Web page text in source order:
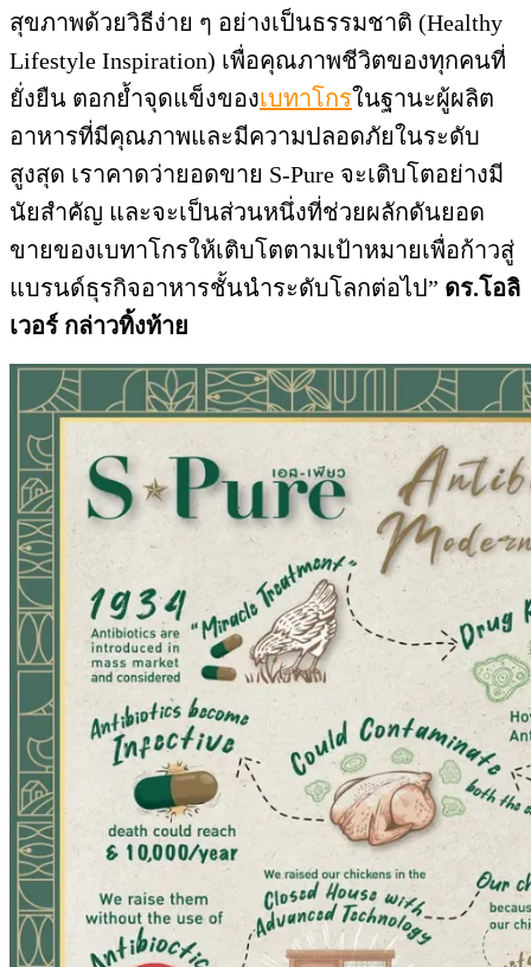
สุขภาพด้วยวิธีง่าย ๆ อย่างเป็นธรรมชาติ (Healthy
Lifestyle Inspiration) เพื่อคุณภาพชีวิตของทุกคนที่
ยั่งยืน ตอกย้ำจุดแข็งของเบทาโกรในฐานะผู้ผลิต
อาหารที่มีคุณภาพและมีความปลอดภัยในระดับ
สูงสุด เราคาดว่ายอดขาย S-Pure จะเติบโตอย่างมี
นัยสำคัญ และจะเป็นส่วนหนึ่งที่ช่วยผลักดันยอด
ขายของเบทาโกรให้เติบโตตามเป้าหมายเพื่อก้าวสู่
แบรนด์ธุรกิจอาหารชั้นนำระดับโลกต่อไป” ดร.โอลิ
เวอร์ กล่าวทิ้งท้าย